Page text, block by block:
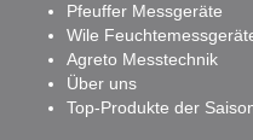
Pfeuffer Messgeräte
Wile
Agreto Messtechnik
Über uns
Top-Produkte der